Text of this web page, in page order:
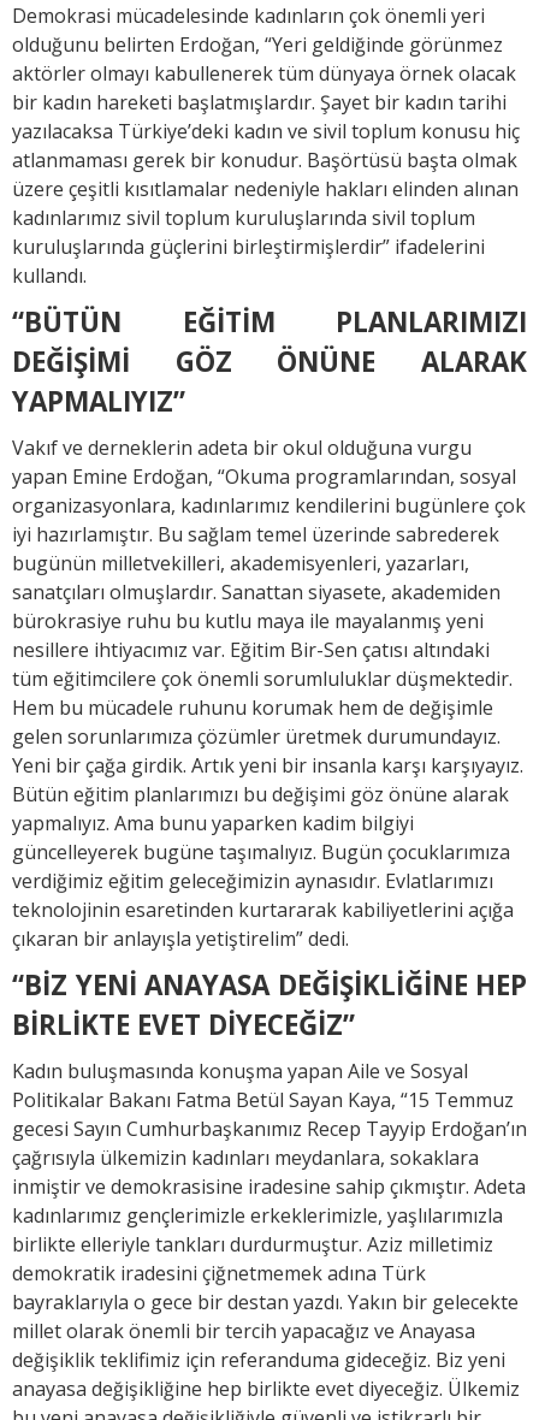
Demokrasi mücadelesinde kadınların çok önemli yeri
olduğunu belirten Erdoğan, “Yeri geldiğinde görünmez
aktörler olmayı kabullenerek tüm dünyaya örnek olacak
bir kadın hareketi başlatmışlardır. Şayet bir kadın tarihi
yazılacaksa Türkiye’deki kadın ve sivil toplum konusu hiç
atlanmaması gerek bir konudur. Başörtüsü başta olmak
üzere çeşitli kısıtlamalar nedeniyle hakları elinden alınan
kadınlarımız sivil toplum kuruluşlarında sivil toplum
kuruluşlarında güçlerini birleştirmişlerdir” ifadelerini
kullandı.
“BÜTÜN EĞİTİM PLANLARIMIZI
DEĞİŞİMİ GÖZ ÖNÜNE ALARAK
YAPMALIYIZ”
Vakıf ve derneklerin adeta bir okul olduğuna vurgu
yapan Emine Erdoğan, “Okuma programlarından, sosyal
organizasyonlara, kadınlarımız kendilerini bugünlere çok
iyi hazırlamıştır. Bu sağlam temel üzerinde sabrederek
bugünün milletvekilleri, akademisyenleri, yazarları,
sanatçıları olmuşlardır. Sanattan siyasete, akademiden
bürokrasiye ruhu bu kutlu maya ile mayalanmış yeni
nesillere ihtiyacımız var. Eğitim Bir-Sen çatısı altındaki
tüm eğitimcilere çok önemli sorumluluklar düşmektedir.
Hem bu mücadele ruhunu korumak hem de değişimle
gelen sorunlarımıza çözümler üretmek durumundayız.
Yeni bir çağa girdik. Artık yeni bir insanla karşı karşıyayız.
Bütün eğitim planlarımızı bu değişimi göz önüne alarak
yapmalıyız. Ama bunu yaparken kadim bilgiyi
güncelleyerek bugüne taşımalıyız. Bugün çocuklarımıza
verdiğimiz eğitim geleceğimizin aynasıdır. Evlatlarımızı
teknolojinin esaretinden kurtararak kabiliyetlerini açığa
çıkaran bir anlayışla yetiştirelim” dedi.
“BİZ YENİ ANAYASA DEĞİŞİKLİĞİNE HEP
BİRLİKTE EVET DİYECEĞİZ”
Kadın buluşmasında konuşma yapan Aile ve Sosyal
Politikalar Bakanı Fatma Betül Sayan Kaya, “15 Temmuz
gecesi Sayın Cumhurbaşkanımız Recep Tayyip Erdoğan’ın
çağrısıyla ülkemizin kadınları meydanlara, sokaklara
inmiştir ve demokrasisine iradesine sahip çıkmıştır. Adeta
kadınlarımız gençlerimizle erkeklerimizle, yaşlılarımızla
birlikte elleriyle tankları durdurmuştur. Aziz milletimiz
demokratik iradesini çiğnetmemek adına Türk
bayraklarıyla o gece bir destan yazdı. Yakın bir gelecekte
millet olarak önemli bir tercih yapacağız ve Anayasa
değişiklik teklifimiz için referanduma gideceğiz. Biz yeni
anayasa değişikliğine hep birlikte evet diyeceğiz. Ülkemiz